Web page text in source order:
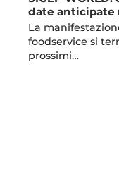
date anticipate
La
foodservice si
prossimi…